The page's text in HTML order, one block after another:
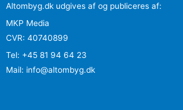
Altombyg.dk udgives af og publiceres af:
MKP Media
CVR: 40740899
Tel: +45 81 94 64 23
Mail: info@altombyg.dk